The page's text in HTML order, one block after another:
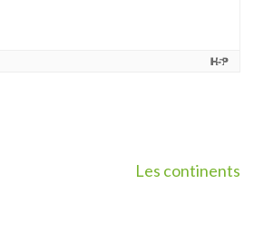
Les continents